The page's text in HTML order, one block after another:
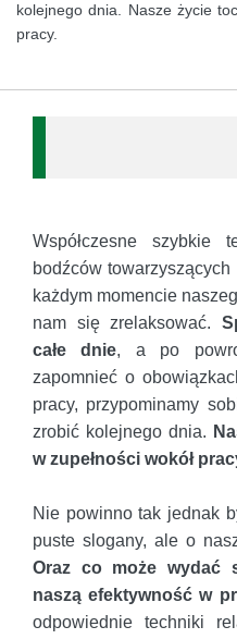
kolejnego dnia. Nasze życie
pracy.
Współczesne
bodźców
każdym momencie
nam się zrelaksować.
całe dnie, a po
zapomnieć o
pracy, przypominamy
zrobić kolejnego dnia.
w zupełności wokół
Nie powinno tak jednak
puste slogany, ale o
Oraz co może wydać
naszą efektywność w
odpowiednie techniki